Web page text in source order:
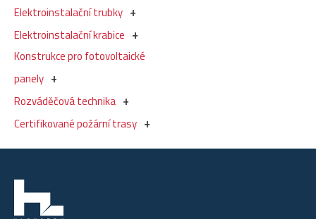
Elektroinstalační trubky
Elektroinstalační krabice
Konstrukce pro fotovoltaické
panely
Rozváděčová technika
Certifikované požární trasy